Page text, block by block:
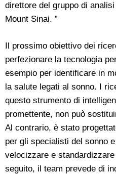
direttore del gruppo di
Mount Sinai. ”
Il prossimo obiettivo dei
perfezionare la tecnologia
esempio per identificare in
la salute legati al sonno. I
questo strumento di
promettente, non può
Al contrario, è stato
per gli specialisti del sonno
velocizzare e
seguito, il team prevede di